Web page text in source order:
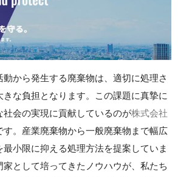
から発生する廃棄物は、適切に処理さ
な負担となります。この課題に真摯に
社会の実現に貢献しているのが株式会社
す。産業廃棄物から一般廃棄物まで幅広
最小限に抑える処理方法を提案していま
として培ってきたノウハウが、私たち